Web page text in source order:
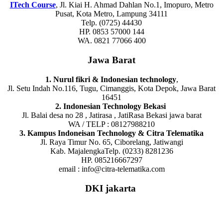
ITech Course, Jl. Kiai H. Ahmad Dahlan No.1, Imopuro, Metro
Pusat, Kota Metro, Lampung 34111
Telp. (0725) 44430
HP. 0853 57000 144
WA. 0821 77066 400
Jawa Barat
1. Nurul fikri & Indonesian technology,
Jl. Setu Indah No.116, Tugu, Cimanggis, Kota Depok, Jawa Barat
16451
2. Indonesian Technology Bekasi
Jl. Balai desa no 28 , Jatirasa , JatiRasa Bekasi jawa barat
WA / TELP : 08127988210
3. Kampus Indoneisan Technology & Citra Telematika
Jl. Raya Timur No. 65, Ciborelang, Jatiwangi
Kab. MajalengkaTelp. (0233) 8281236
HP. 085216667297
email : info@citra-telematika.com
DKI jakarta